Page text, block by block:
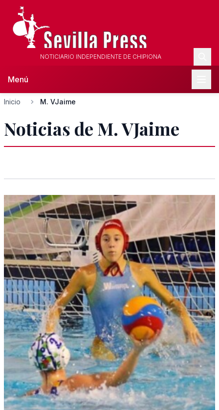
NOTICIARIO INDEPENDIENTE DE CHIPIONA
Menú
Inicio M. VJaime
Noticias de M. VJaime